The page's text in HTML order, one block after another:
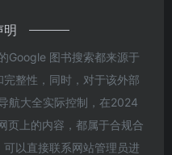
明
Google 图书搜索都来源于
整性，同时，对于该外部
航大全实际控制，在2024
上的内容，都属于合规合
以直接联系网站管理员进